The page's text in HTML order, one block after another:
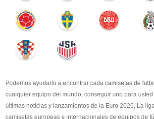
Podemos ayudarlo a encontrar cada camisetas de
cualquier equipo del mundo, conseguir uno para
últimas noticias y lanzamientos de la Euro 2026, La
camisetas europeas e internacionales de equipos de